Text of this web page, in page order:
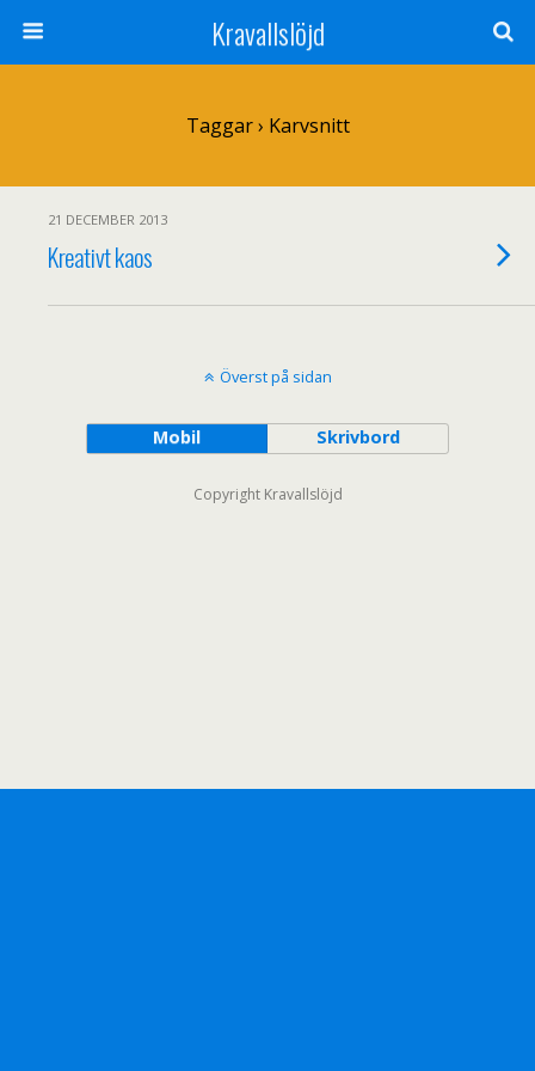
Kravallslöjd
Taggar › Karvsnitt
21 DECEMBER 2013
Kreativt kaos
Överst på sidan
Mobil Skrivbord
Copyright Kravallslöjd